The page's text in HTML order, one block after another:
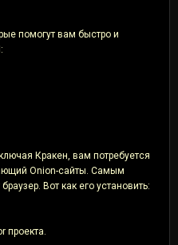
помогут вам быстро и
Кракен, вам потребуется
Onion-сайты. Самым
Вот как его установить:
проекта.